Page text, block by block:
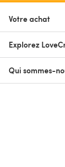
Votre achat
Explorez
Qui sommes-